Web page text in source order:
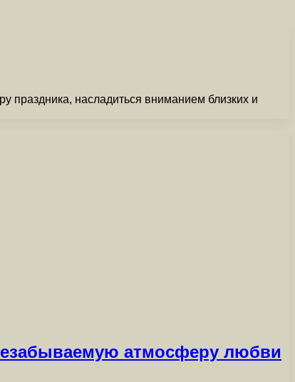
праздника, насладиться вниманием близких и
атмосферу любви